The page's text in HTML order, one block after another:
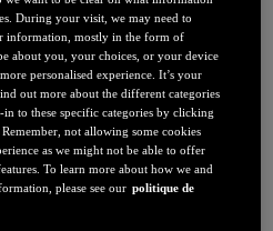
During your visit, we may need to
information, mostly in the form of
about you, your choices, or your device
personalised experience. It’s your
out more about the different categories
to these specific categories by clicking
not allowing some cookies
as we might not be able to offer
To learn more about how we and
please see our politique de